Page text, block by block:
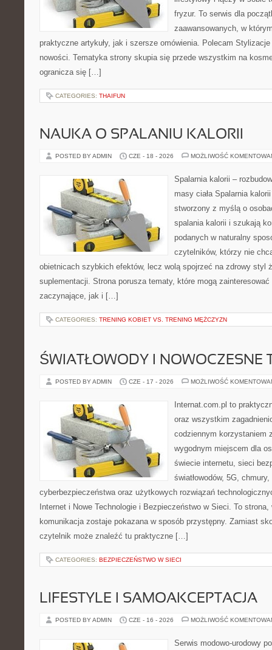
fryzur. To serwis dla
zaawansowanych, w
praktyczne artykuły, jak i szersze omówienia. Polecam
nowości. Tematyka strony skupia się przede wszystkim na
ogranicza się […]
CATEGORIES: THAIFUN
NAUKA O SPALANIU KALORII
POSTED BY ADMIN CZE - 18 - 2026 MOŻLIWOŚĆ
Spalarnia kalorii –
masy ciała Spalarnia
stworzony z myślą o
spalania kalorii i szukają
podanych w naturalny
czytelników, którzy nie
obietnicach szybkich efektów, lecz wolą spojrzeć na zdrowy styl
suplementacji. Strona porusza tematy, które mogą
zaczynające, jak i […]
CATEGORIES: TRENING KOBIET VS. TRENING MĘŻCZYZN
ŚWIATŁOWODY I NOWOCZESNE
POSTED BY ADMIN CZE - 17 - 2026 MOŻLIWOŚĆ
Internat.com.pl to
oraz wszystkim
codziennym korzystaniem
wygodnym miejscem dla
świecie internetu, sieci
światłowodów, 5G,
cyberbezpieczeństwa oraz użytkowych rozwiązań
Internet i Nowe Technologie i Bezpieczeństwo w Sieci. To
komunikacja zostaje pokazana w sposób przystępny. Zamiast
czytelnik może znaleźć tu praktyczne […]
CATEGORIES: BEZPIECZEŃSTWO W SIECI
LIFESTYLE I SAMOAKCEPTACJA
POSTED BY ADMIN CZE - 16 - 2026 MOŻLIWOŚĆ
Serwis modowo-urodowy